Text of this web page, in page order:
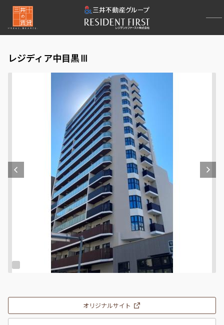
レジディア中目黒Ⅲ
オリジナルサイト